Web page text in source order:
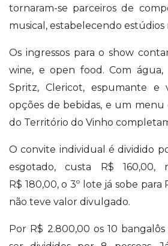
tornaram-se parceiros de
musical, estabelecendo estúdios
Os ingressos para o show
wine, e open food. Com água,
Spritz, Clericot, espumante e
opções de bebidas, e um menu
do Território do Vinho
O convite individual é dividido
esgotado, custa R$
R$ 180,00, o 3º lote já sobe para
não teve valor divulgado.
Por R$ 2.800,00 os 10